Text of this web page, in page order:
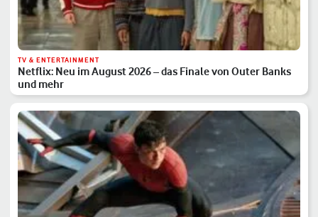
TV & ENTERTAINMENT
Netflix: Neu im August 2026 – das Finale von Outer Banks
und mehr